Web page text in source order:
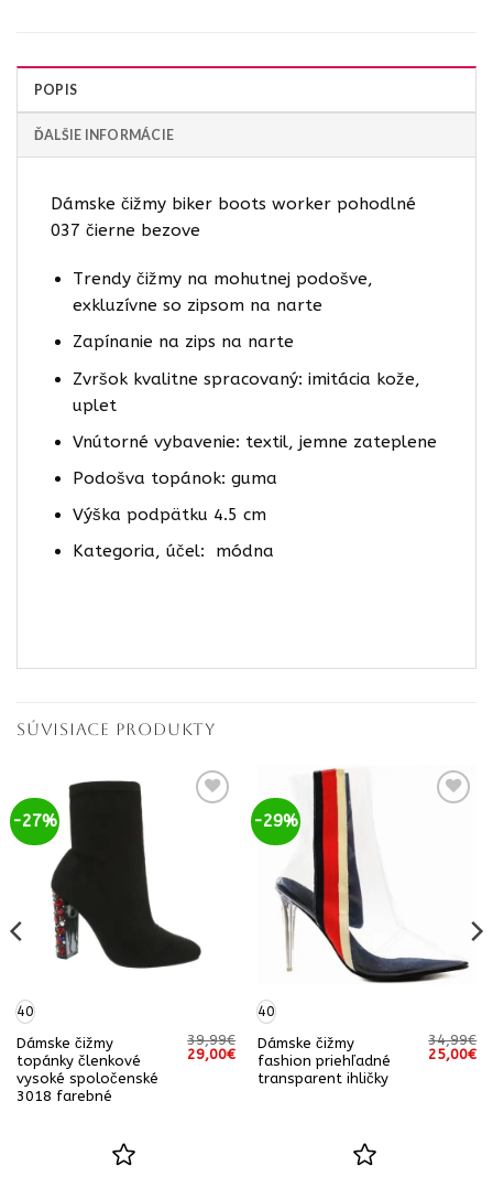
POPIS
ĎALŠIE INFORMÁCIE
Dámske čižmy biker boots worker pohodlné
037 čierne bezove
Trendy čižmy na mohutnej podošve,
exkluzívne so zipsom na narte
Zapínanie na zips na narte
Zvršok kvalitne spracovaný: imitácia kože,
uplet
Vnútorné vybavenie: textil, jemne zateplene
Podošva topánok: guma
Výška podpätku 4.5 cm
Kategoria, účel: módna
SÚVISIACE PRODUKTY
-27%
40
Dámske čižmy
topánky členkové
vysoké spoločenské
3018 farebné
39,99€
Pôvodná
cena
29,00€Aktuálna
cena
-29%
40
Dámske čižmy
fashion priehľadné
transparent ihličky
34,99€
Pôvodná
cena
25,00€